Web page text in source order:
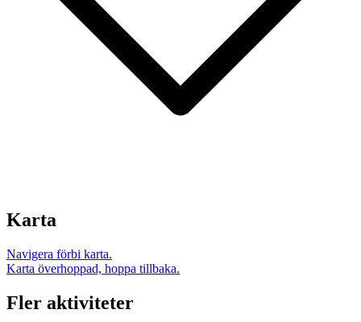
Karta
Navigera förbi karta.
Karta överhoppad, hoppa tillbaka.
Fler aktiviteter